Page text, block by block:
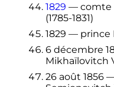
1829 — comte
(1785-1831)
1829 — prince
6 décembre
Mikhaïlovitch
26 août 1856—